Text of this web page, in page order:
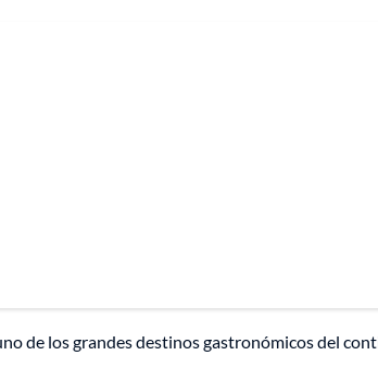
de los grandes destinos gastronómicos del